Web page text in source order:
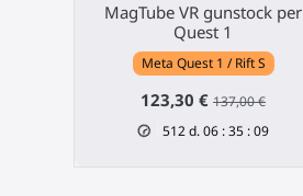
MagTube VR gunstock per
Quest 1
Meta Quest 1 / Rift S
123,30 €137,00 €
512d.06 :35 :09